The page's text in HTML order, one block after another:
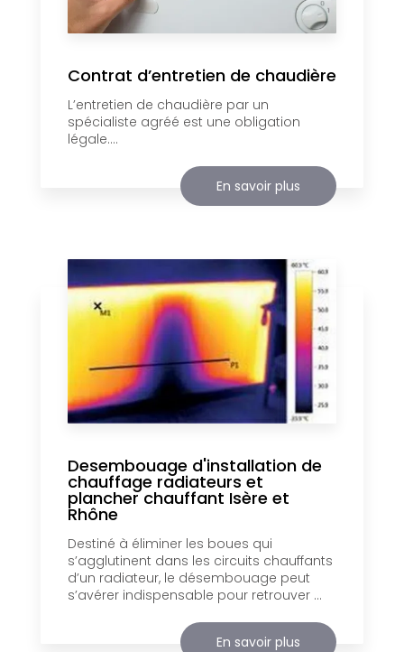
Contrat d’entretien de chaudière
L’entretien de chaudière par un
spécialiste agréé est une obligation
légale....
En savoir plus
Desembouage d'installation de
chauffage radiateurs et
plancher chauffant Isère et
Rhône
Destiné à éliminer les boues qui
s’agglutinent dans les circuits chauffants
d’un radiateur, le désembouage peut
s’avérer indispensable pour retrouver ...
En savoir plus